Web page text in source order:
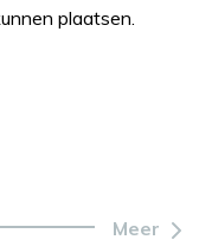
plaatsen.
Meer